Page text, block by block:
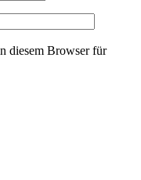
diesem Browser für